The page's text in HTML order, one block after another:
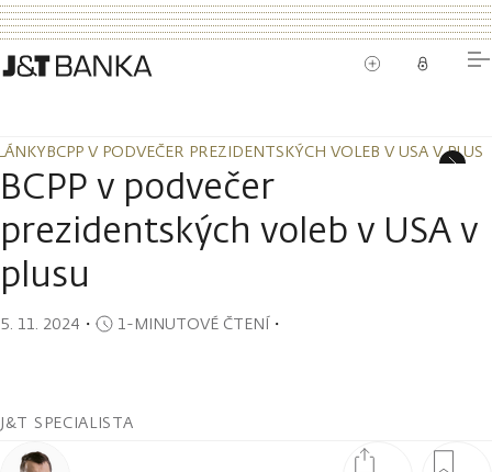
BCPP V PODVEČER PREZIDENTSKÝCH VOLEB V USA V
BCPP V PODVEČER PREZIDENTSKÝCH VOLEB V USA V
BCPP v podvečer
prezidentských voleb v USA v
plusu
5. 11. 2024 ・ 1-MINUTOVÉ ČTENÍ・
J&T SPECIALISTA